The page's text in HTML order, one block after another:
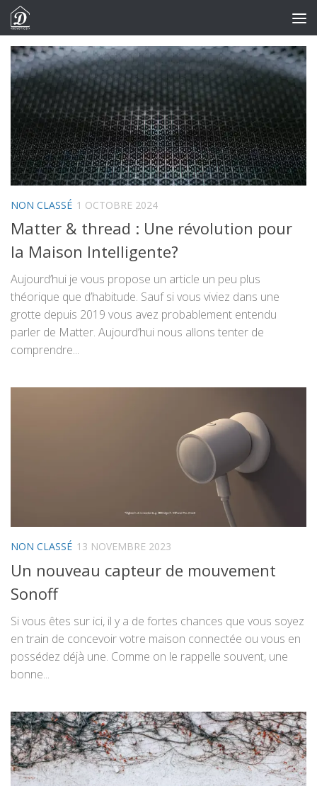
Skip to content
NON CLASSÉ 1 OCTOBRE 2024
Matter & thread : Une révolution pour
la Maison Intelligente?
Aujourd’hui je vous propose un article un peu plus
théorique que d’habitude. Sauf si vous viviez dans une
grotte depuis 2019 vous avez probablement entendu
parler de Matter. Aujourd’hui nous allons tenter de
comprendre...
NON CLASSÉ 13 NOVEMBRE 2023
Un nouveau capteur de mouvement
Sonoff
Si vous êtes sur ici, il y a de fortes chances que vous soyez
en train de concevoir votre maison connectée ou vous en
possédez déjà une. Comme on le rappelle souvent, une
bonne...